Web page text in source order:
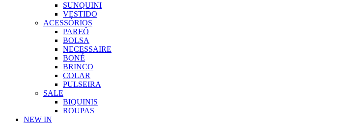
SUNQUINI
VESTIDO
ACESSÓRIOS
PAREÔ
BOLSA
NECESSAIRE
BONÉ
BRINCO
COLAR
PULSEIRA
SALE
BIQUINIS
ROUPAS
NEW IN